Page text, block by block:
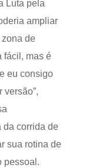
Luta pela
ampliar
zona de
fácil, mas é
eu consigo
versão”,
da corrida de
sua rotina de
pessoal.